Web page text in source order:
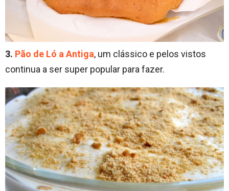
3. Pão de Ló a Antiga, um clássico e pelos vistos
continua a ser super popular para fazer.